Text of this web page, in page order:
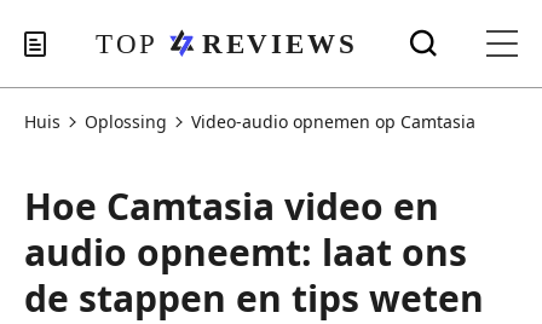
Huis Oplossing Video-audio opnemen op Camtasia
Hoe Camtasia video en
audio opneemt: laat ons
de stappen en tips weten